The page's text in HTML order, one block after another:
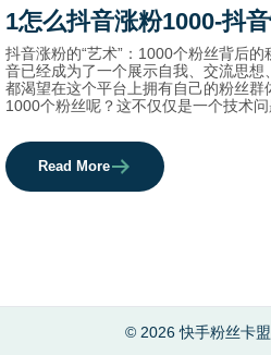
names.
1怎么抖音涨粉1000-抖
抖音涨粉的“艺术”：1000个粉丝背后
音已经成为了一个展示自我、交流思想
都渴望在这个平台上拥有自己的粉丝群
1000个粉丝呢？这不仅仅是一个技术
Read More
© 2026 快手粉丝卡